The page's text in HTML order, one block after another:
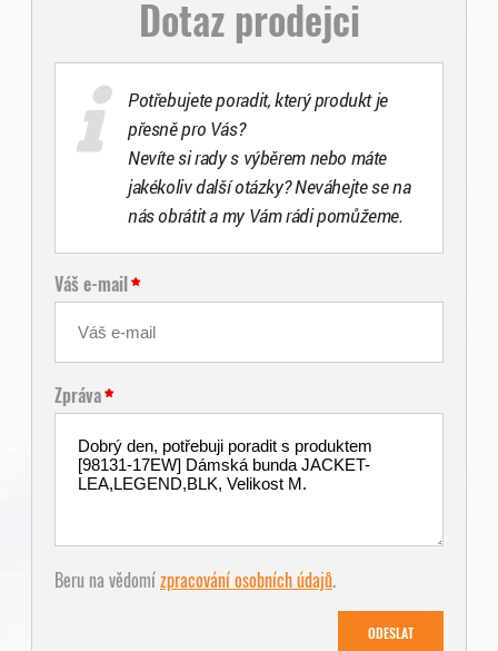
Dotaz prodejci
Potřebujete poradit, který produkt je
přesně pro Vás?
Nevíte si rady s výběrem nebo máte
jakékoliv další otázky? Neváhejte se na
nás obrátit a my Vám rádi pomůžeme.
Váš e-mail
Zpráva
Beru na vědomízpracování osobních údajů.
ODESLAT